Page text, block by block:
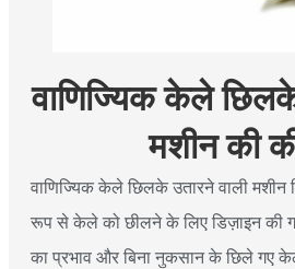
वाणिज्यिक केले
मशीन की
वाणिज्यिक केले छिलके उतारने वाली मशीन
रूप से केले को छीलने के लिए डिज़ाइन की
का प्रभाव और बिना नुकसान के छिले गए